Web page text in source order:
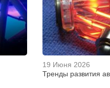
19 Июня 2026
Тренды развития